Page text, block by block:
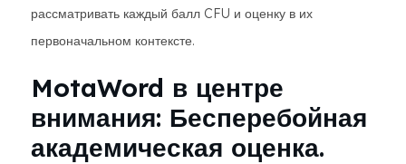
рассматривать каждый балл CFU и оценку в их
первоначальном контексте.
MotaWord в центре
внимания: Бесперебойная
академическая оценка.